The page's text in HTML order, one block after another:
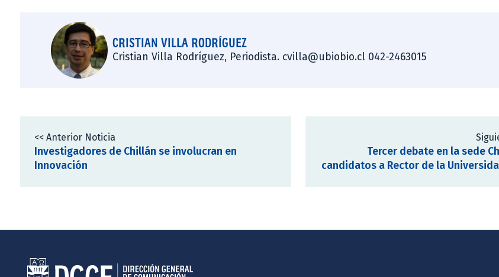
CRISTIAN VILLA RODRÍGUEZ
Cristian Villa Rodríguez, Periodista. cvilla@ubiobio.cl 042-2463015
<< Anterior Noticia
Investigadores de Chillán se involucran en
Innovación
Tercer debate en la sede
candidatos a Rector de la